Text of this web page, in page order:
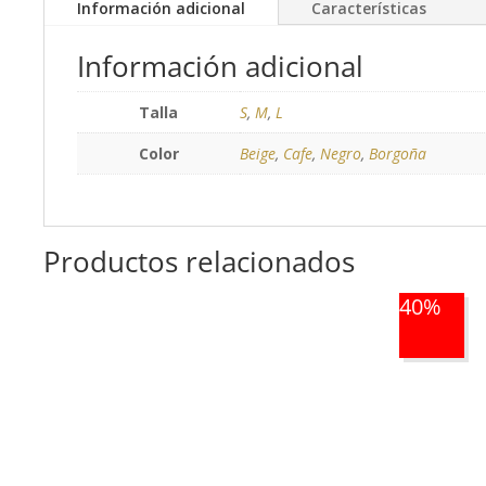
Información adicional Características
Información adicional
Talla S, M, L
Color
Beige, Cafe, Negro, Borgoña
Productos relacionados
40%